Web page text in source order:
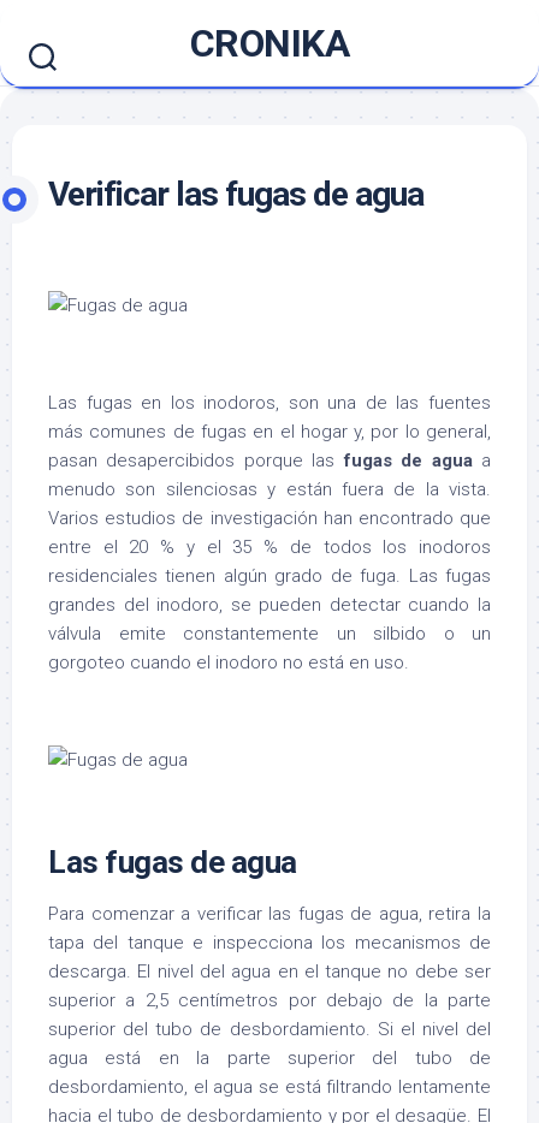
contenido
CRONIKA
Verificar las fugas de agua
Las fugas en los inodoros, son una de las fuentes
más comunes de fugas en el hogar y, por lo general,
pasan desapercibidos porque lasfugas de aguaa
menudo son silenciosas y están fuera de la vista.
Varios estudios de investigación han encontrado que
entre el 20 % y el 35 % de todos los inodoros
residenciales tienen algún grado de fuga. Las fugas
grandes del inodoro, se pueden detectar cuando la
válvula emite constantemente un silbido o un
gorgoteo cuando el inodoro no está en uso.
Las fugas de agua
Para comenzar a verificar las fugas de agua, retira la
tapa del tanque e inspecciona los mecanismos de
descarga. El nivel del agua en el tanque no debe ser
superior a 2,5 centímetros por debajo de la parte
superior del tubo de desbordamiento. Si el nivel del
agua está en la parte superior del tubo de
desbordamiento, el agua se está filtrando lentamente
hacia el tubo de desbordamiento y por el desagüe. El